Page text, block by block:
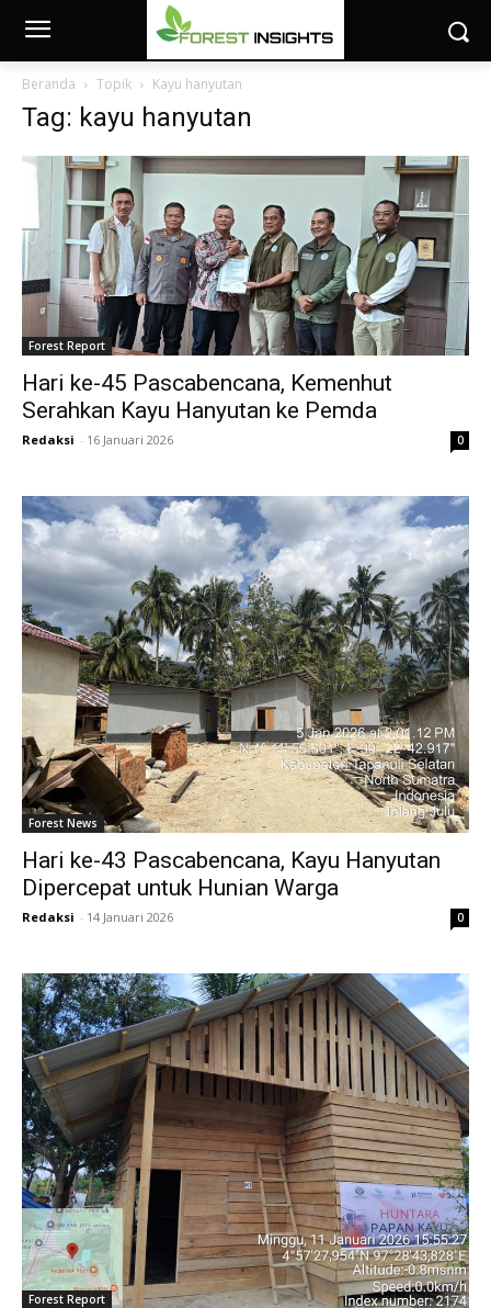
Beranda Topik Kayu hanyutan
Tag: kayu hanyutan
Forest Report
Hari ke-45 Pascabencana, Kemenhut
Serahkan Kayu Hanyutan ke Pemda
Redaksi - 16 Januari 2026 0
Forest News
Hari ke-43 Pascabencana, Kayu Hanyutan
Dipercepat untuk Hunian Warga
Redaksi - 14 Januari 2026 0
Forest Report